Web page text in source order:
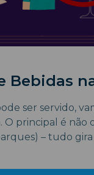
Bebidas
ser servido,
O principal é
– tudo